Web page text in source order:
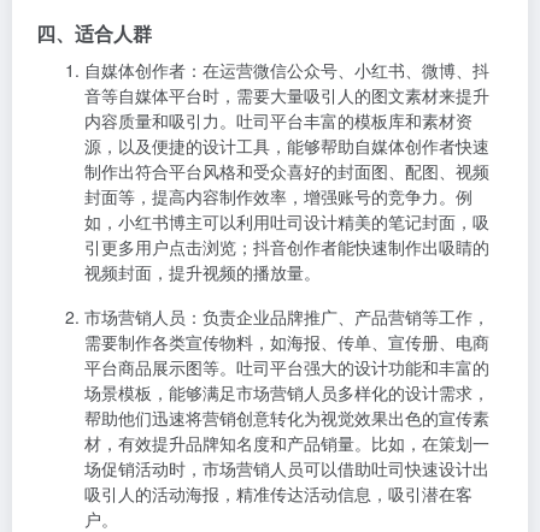
四、适合人群
自媒体创作者 ：在运营微信公众号、小红书、微博、抖
音等自媒体平台时，需要大量吸引人的图文素材来提升
内容质量和吸引力。吐司平台丰富的模板库和素材资
源，以及便捷的设计工具，能够帮助自媒体创作者快速
制作出符合平台风格和受众喜好的封面图、配图、视频
封面等，提高内容制作效率，增强账号的竞争力。例
如，小红书博主可以利用吐司设计精美的笔记封面，吸
引更多用户点击浏览；抖音创作者能快速制作出吸睛的
视频封面，提升视频的播放量。
市场营销人员 ：负责企业品牌推广、产品营销等工作，
需要制作各类宣传物料，如海报、传单、宣传册、电商
平台商品展示图等。吐司平台强大的设计功能和丰富的
场景模板，能够满足市场营销人员多样化的设计需求，
帮助他们迅速将营销创意转化为视觉效果出色的宣传素
材，有效提升品牌知名度和产品销量。比如，在策划一
场促销活动时，市场营销人员可以借助吐司快速设计出
吸引人的活动海报，精准传达活动信息，吸引潜在客
户。